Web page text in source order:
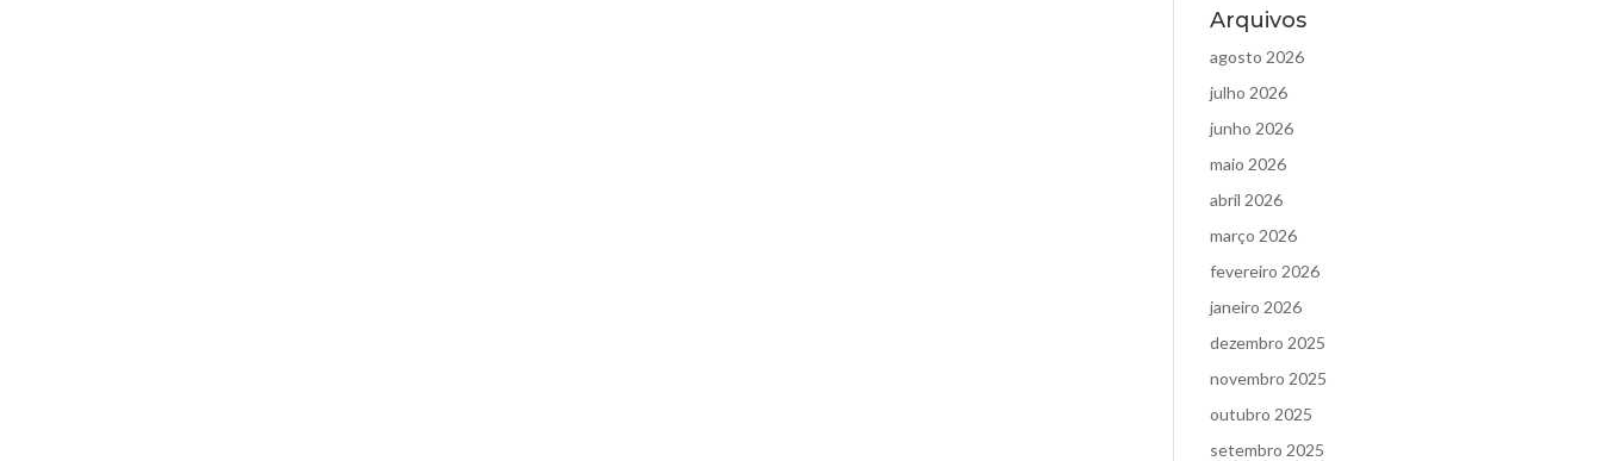
Arquivos
agosto 2026
julho 2026
junho 2026
maio 2026
abril 2026
março 2026
fevereiro 2026
janeiro 2026
dezembro 2025
novembro 2025
outubro 2025
setembro 2025